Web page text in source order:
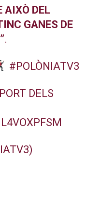
AIXÒ DEL
GANES DE
.
#POLÒNIATV3
DELS